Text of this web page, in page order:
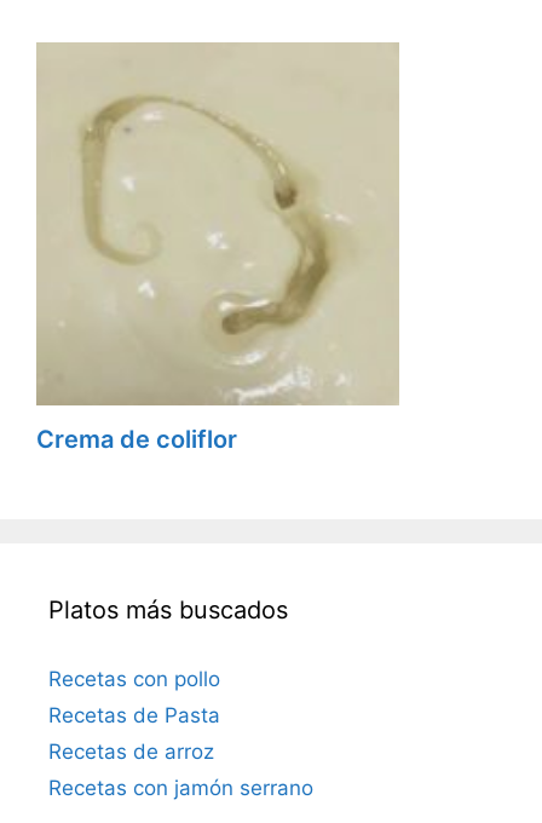
Crema de coliflor
Platos más buscados
Recetas con pollo
Recetas de Pasta
Recetas de arroz
Recetas con jamón serrano